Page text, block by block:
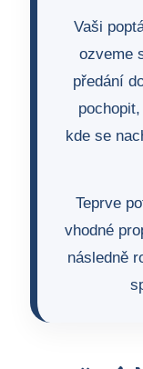
Vaši
ozveme
předání
kde se
Teprve
vhodné
následně